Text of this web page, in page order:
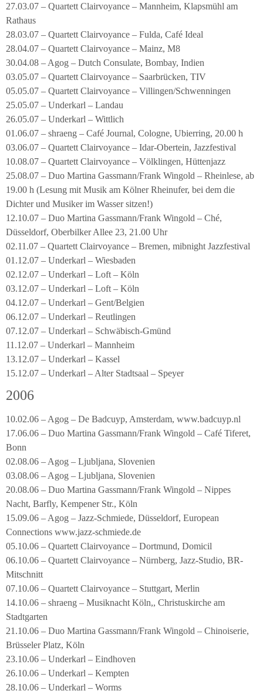
27.03.07 – Quartett Clairvoyance – Mannheim, Klapsmühl am
Rathaus
28.03.07 – Quartett Clairvoyance – Fulda, Café Ideal
28.04.07 – Quartett Clairvoyance – Mainz, M8
30.04.08 – Agog – Dutch Consulate, Bombay, Indien
03.05.07 – Quartett Clairvoyance – Saarbrücken, TIV
05.05.07 – Quartett Clairvoyance – Villingen/Schwenningen
25.05.07 – Underkarl – Landau
26.05.07 – Underkarl – Wittlich
01.06.07 – shraeng – Café Journal, Cologne, Ubierring, 20.00 h
03.06.07 – Quartett Clairvoyance – Idar-Obertein, Jazzfestival
10.08.07 – Quartett Clairvoyance – Völklingen, Hüttenjazz
25.08.07 – Duo Martina Gassmann/Frank Wingold – Rheinlese, ab
19.00 h (Lesung mit Musik am Kölner Rheinufer, bei dem die
Dichter und Musiker im Wasser sitzen!)
12.10.07 – Duo Martina Gassmann/Frank Wingold – Ché,
Düsseldorf, Oberbilker Allee 23, 21.00 Uhr
02.11.07 – Quartett Clairvoyance – Bremen, mibnight Jazzfestival
01.12.07 – Underkarl – Wiesbaden
02.12.07 – Underkarl – Loft – Köln
03.12.07 – Underkarl – Loft – Köln
04.12.07 – Underkarl – Gent/Belgien
06.12.07 – Underkarl – Reutlingen
07.12.07 – Underkarl – Schwäbisch-Gmünd
11.12.07 – Underkarl – Mannheim
13.12.07 – Underkarl – Kassel
15.12.07 – Underkarl – Alter Stadtsaal – Speyer
2006
10.02.06 – Agog – De Badcuyp, Amsterdam, www.badcuyp.nl
17.06.06 – Duo Martina Gassmann/Frank Wingold – Café Tiferet,
Bonn
02.08.06 – Agog – Ljubljana, Slovenien
03.08.06 – Agog – Ljubljana, Slovenien
20.08.06 – Duo Martina Gassmann/Frank Wingold – Nippes
Nacht, Barfly, Kempener Str., Köln
15.09.06 – Agog – Jazz-Schmiede, Düsseldorf, European
Connections www.jazz-schmiede.de
05.10.06 – Quartett Clairvoyance – Dortmund, Domicil
06.10.06 – Quartett Clairvoyance – Nürnberg, Jazz-Studio, BR-
Mitschnitt
07.10.06 – Quartett Clairvoyance – Stuttgart, Merlin
14.10.06 – shraeng – Musiknacht Köln,, Christuskirche am
Stadtgarten
21.10.06 – Duo Martina Gassmann/Frank Wingold – Chinoiserie,
Brüsseler Platz, Köln
23.10.06 – Underkarl – Eindhoven
26.10.06 – Underkarl – Kempten
28.10.06 – Underkarl – Worms